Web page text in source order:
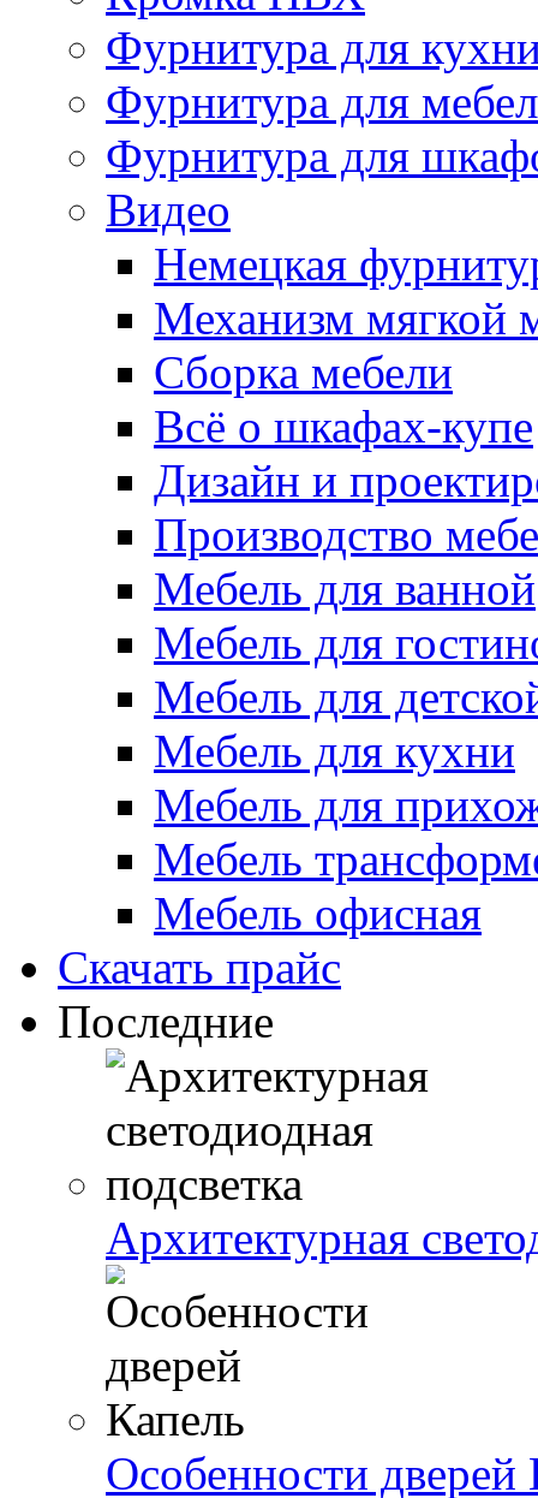
Фурнитура для
Фурнитура для
Фурнитура для
Видео
Немецкая
Механизм мягкой
Сборка мебели
Всё о шкафах-купе
Дизайн и
Производство
Мебель для ванной
Мебель для
Мебель для
Мебель для кухни
Мебель для
Мебель
Мебель офисная
Скачать прайс
Последние
Архитектурная
Особенности дверей